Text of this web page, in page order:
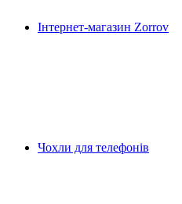
Інтернет-магазин Zorrov
Чохли для телефонів